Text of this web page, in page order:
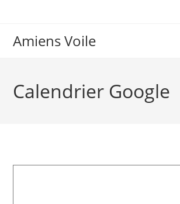
contentAmiens Voile
Calendrier Google